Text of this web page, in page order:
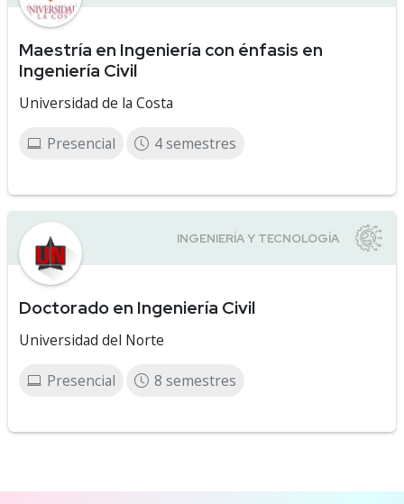
Maestría en Ingeniería con énfasis en
Ingeniería Civil
Universidad de la Costa
Presencial 4 semestres
Doctorado en Ingeniería Civil
Universidad del Norte
Presencial 8 semestres